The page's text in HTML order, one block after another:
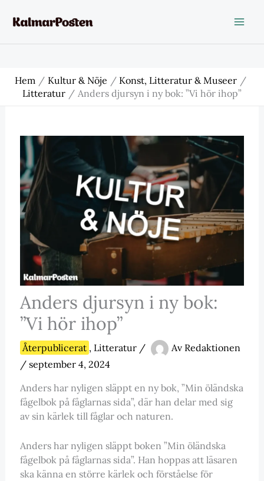
Hem Kultur & Nöje
Konst, Litteratur & Museer
Litteratur
Anders djursyn i ny bok: ”Vi hör ihop”
Anders djursyn i ny bok:
”Vi hör ihop”
Återpublicerat , Litteratur/ Av Redaktionen
/ september 4, 2024
Anders har nyligen släppt en ny bok, ”Min öländska
fågelbok på fåglarnas sida”, där han delar med sig
av sin kärlek till fåglar och naturen.
Anders har nyligen släppt boken ”Min öländska
fågelbok på fåglarnas sida”. Han hoppas att läsaren
ska känna en större kärlek och förståelse för